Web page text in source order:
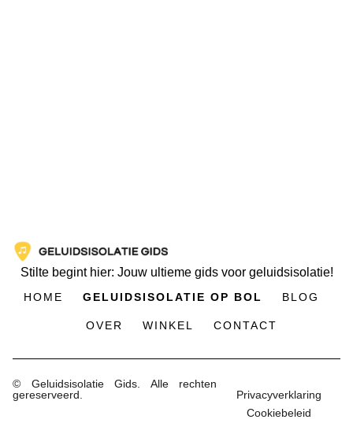
Stilte begint hier: Jouw ultieme gids voor geluidsisolatie!
HOME GELUIDSISOLATIE OP BOL BLOG
OVER WINKEL CONTACT
© Geluidsisolatie Gids. Alle rechten
gereserveerd.
Privacyverklaring
Cookiebeleid